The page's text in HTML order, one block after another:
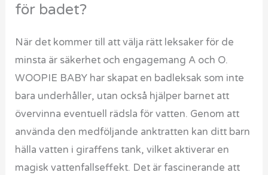
för badet?
När det kommer till att välja rätt leksaker för de
minsta är säkerhet och engagemang A och O.
WOOPIE BABY har skapat en badleksak som inte
bara underhåller, utan också hjälper barnet att
övervinna eventuell rädsla för vatten. Genom att
använda den medföljande anktratten kan ditt barn
hälla vatten i giraffens tank, vilket aktiverar en
magisk vattenfallseffekt. Det är fascinerande att